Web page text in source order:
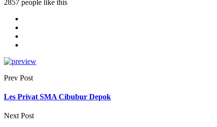
2857 people like this
Prev Post
Les Privat SMA Cibubur Depok
Next Post